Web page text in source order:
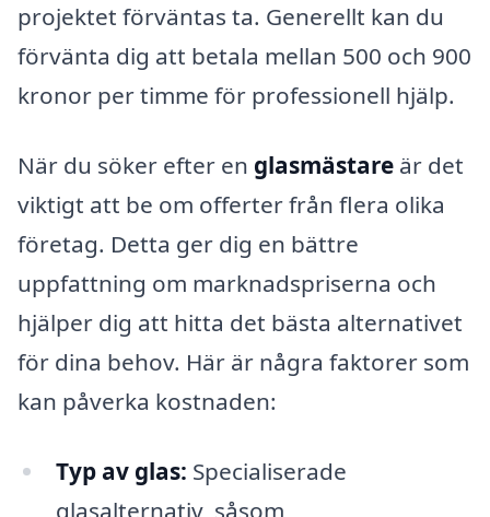
projektet förväntas ta. Generellt kan du
förvänta dig att betala mellan 500 och 900
kronor per timme för professionell hjälp.
När du söker efter en glasmästare är det
viktigt att be om offerter från flera olika
företag. Detta ger dig en bättre
uppfattning om marknadspriserna och
hjälper dig att hitta det bästa alternativet
för dina behov. Här är några faktorer som
kan påverka kostnaden:
Typ av glas: Specialiserade
glasalternativ, såsom